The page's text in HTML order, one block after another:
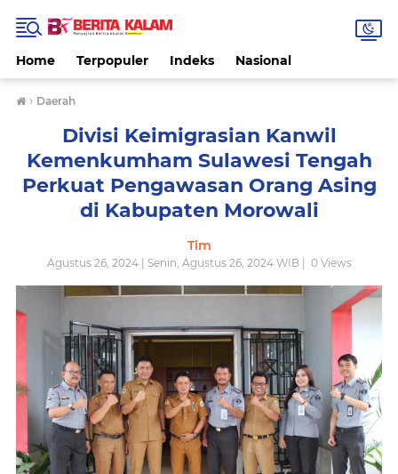
Home Terpopuler Indeks Nasional
› Daerah
Divisi Keimigrasian Kanwil
Kemenkumham Sulawesi Tengah
Perkuat Pengawasan Orang Asing
di Kabupaten Morowali
Tim
Agustus 26, 2024 | Senin, Agustus 26, 2024 WIB | 0Views